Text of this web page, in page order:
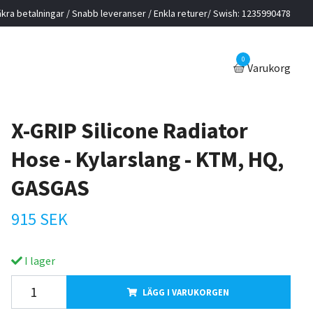
betalningar / Snabb leveranser / Enkla returer/ Swish: 1235990478
0
Varukorg
X-GRIP Silicone Radiator
Hose - Kylarslang - KTM, HQ,
GASGAS
915 SEK
I lager
LÄGG I VARUKORGEN